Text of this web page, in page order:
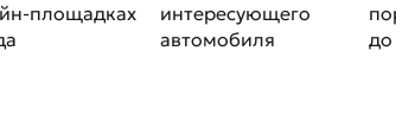
площадках
интересующего
автомобиля
до